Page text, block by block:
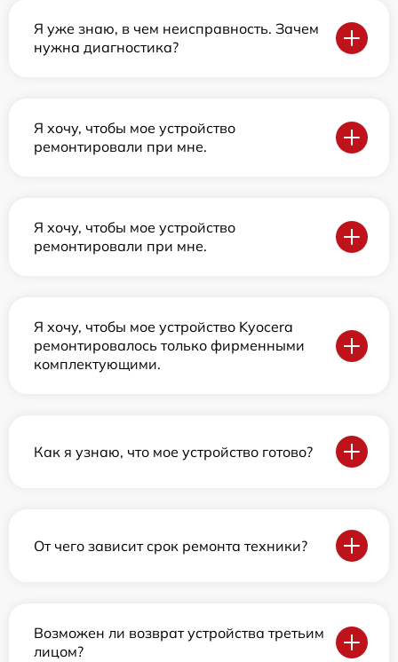
Я уже знаю, в чем неисправность. Зачем
нужна диагностика?
Я хочу, чтобы мое устройство
ремонтировали при мне.
Я хочу, чтобы мое устройство
ремонтировали при мне.
Я хочу, чтобы мое устройство Kyocera
ремонтировалось только фирменными
комплектующими.
Как я узнаю, что мое устройство готово?
От чего зависит срок ремонта техники?
Возможен ли возврат устройства третьим
лицом?